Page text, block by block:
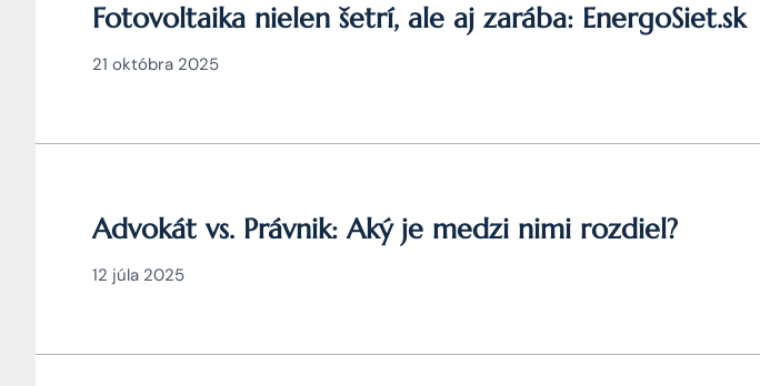
Fotovoltaika nielen šetrí, ale aj zarába: EnergoSiet.sk
21 októbra 2025
Advokát vs. Právnik: Aký je medzi nimi rozdiel?
12 júla 2025